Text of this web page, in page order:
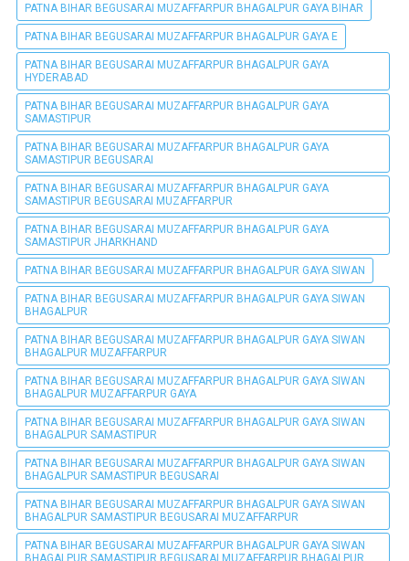
PATNA BIHAR BEGUSARAI MUZAFFARPUR BHAGALPUR GAYA BIHAR
PATNA BIHAR BEGUSARAI MUZAFFARPUR BHAGALPUR GAYA E
PATNA BIHAR BEGUSARAI MUZAFFARPUR BHAGALPUR GAYA
HYDERABAD
PATNA BIHAR BEGUSARAI MUZAFFARPUR BHAGALPUR GAYA
SAMASTIPUR
PATNA BIHAR BEGUSARAI MUZAFFARPUR BHAGALPUR GAYA
SAMASTIPUR BEGUSARAI
PATNA BIHAR BEGUSARAI MUZAFFARPUR BHAGALPUR GAYA
SAMASTIPUR BEGUSARAI MUZAFFARPUR
PATNA BIHAR BEGUSARAI MUZAFFARPUR BHAGALPUR GAYA
SAMASTIPUR JHARKHAND
PATNA BIHAR BEGUSARAI MUZAFFARPUR BHAGALPUR GAYA SIWAN
PATNA BIHAR BEGUSARAI MUZAFFARPUR BHAGALPUR GAYA SIWAN
BHAGALPUR
PATNA BIHAR BEGUSARAI MUZAFFARPUR BHAGALPUR GAYA SIWAN
BHAGALPUR MUZAFFARPUR
PATNA BIHAR BEGUSARAI MUZAFFARPUR BHAGALPUR GAYA SIWAN
BHAGALPUR MUZAFFARPUR GAYA
PATNA BIHAR BEGUSARAI MUZAFFARPUR BHAGALPUR GAYA SIWAN
BHAGALPUR SAMASTIPUR
PATNA BIHAR BEGUSARAI MUZAFFARPUR BHAGALPUR GAYA SIWAN
BHAGALPUR SAMASTIPUR BEGUSARAI
PATNA BIHAR BEGUSARAI MUZAFFARPUR BHAGALPUR GAYA SIWAN
BHAGALPUR SAMASTIPUR BEGUSARAI MUZAFFARPUR
PATNA BIHAR BEGUSARAI MUZAFFARPUR BHAGALPUR GAYA SIWAN
BHAGALPUR SAMASTIPUR BEGUSARAI MUZAFFARPUR BHAGALPUR